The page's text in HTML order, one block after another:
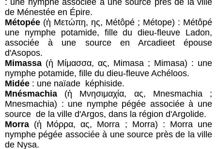
de Ménestée en Épire.
Métopée (ἡ Μετώπη, ης, Métôpé ; Métope) : Métôpé
une nymphe potamide, fille du dieu-fleuve Ladon,
associée à une source en Arcadieet épouse
d'Asopos.
Mimassa (ἡ Μίμασσα, ας, Mimasa ; Mimasa) : une
nymphe potamide, fille du dieu-fleuve Achéloos.
Midée : une naïade képhiside.
Mnésmachia (ἡ Μνησιμαχία, ας, Mnesmachia ;
Mnesmachia) : une nymphe pégée associée à une
source de la ville d'Argos, dans la région d'Argolide.
Morra (ἡ Μόρρα, ας, Morra ; Morra) : Morra une
nymphe pégée associée à une source près de la ville
de Nysa.